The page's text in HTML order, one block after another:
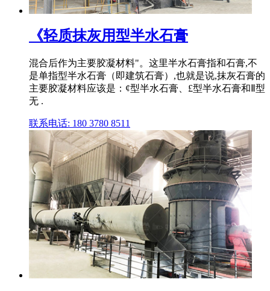
《轻质抹灰用型半水石膏
混合后作为主要胶凝材料"。这里半水石膏指和石膏,不
是单指型半水石膏（即建筑石膏）,也就是说,抹灰石膏的
主要胶凝材料应该是：¢型半水石膏、£型半水石膏和Ⅱ型
无 .
联系电话: 180 3780 8511